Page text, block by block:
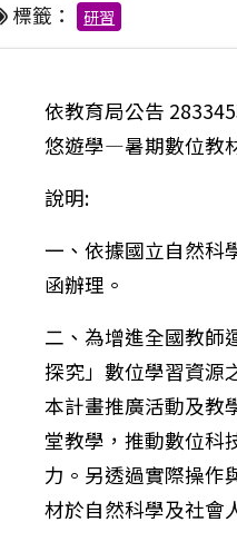
標籤： 研習
依教育局公告
悠遊學—暑期數位教
說明:
一、依據國立自然科
函辦理。
二、為增進全國教師
探究」數位學習資源
本計畫推廣活動及教
堂教學，推動數位科
力。另透過實際操作
材於自然科學及社會